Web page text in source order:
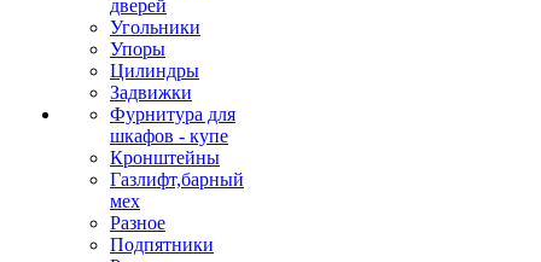
дверей
Угольники
Упоры
Цилиндры
Задвижки
Фурнитура для
шкафов - купе
Кронштейны
Газлифт,барный
мех
Разное
Подпятники